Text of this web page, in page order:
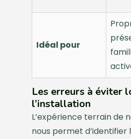
Idéal pour
Les erreurs à éviter
l’installation
L’expérience terrain de
nous permet d’identifier